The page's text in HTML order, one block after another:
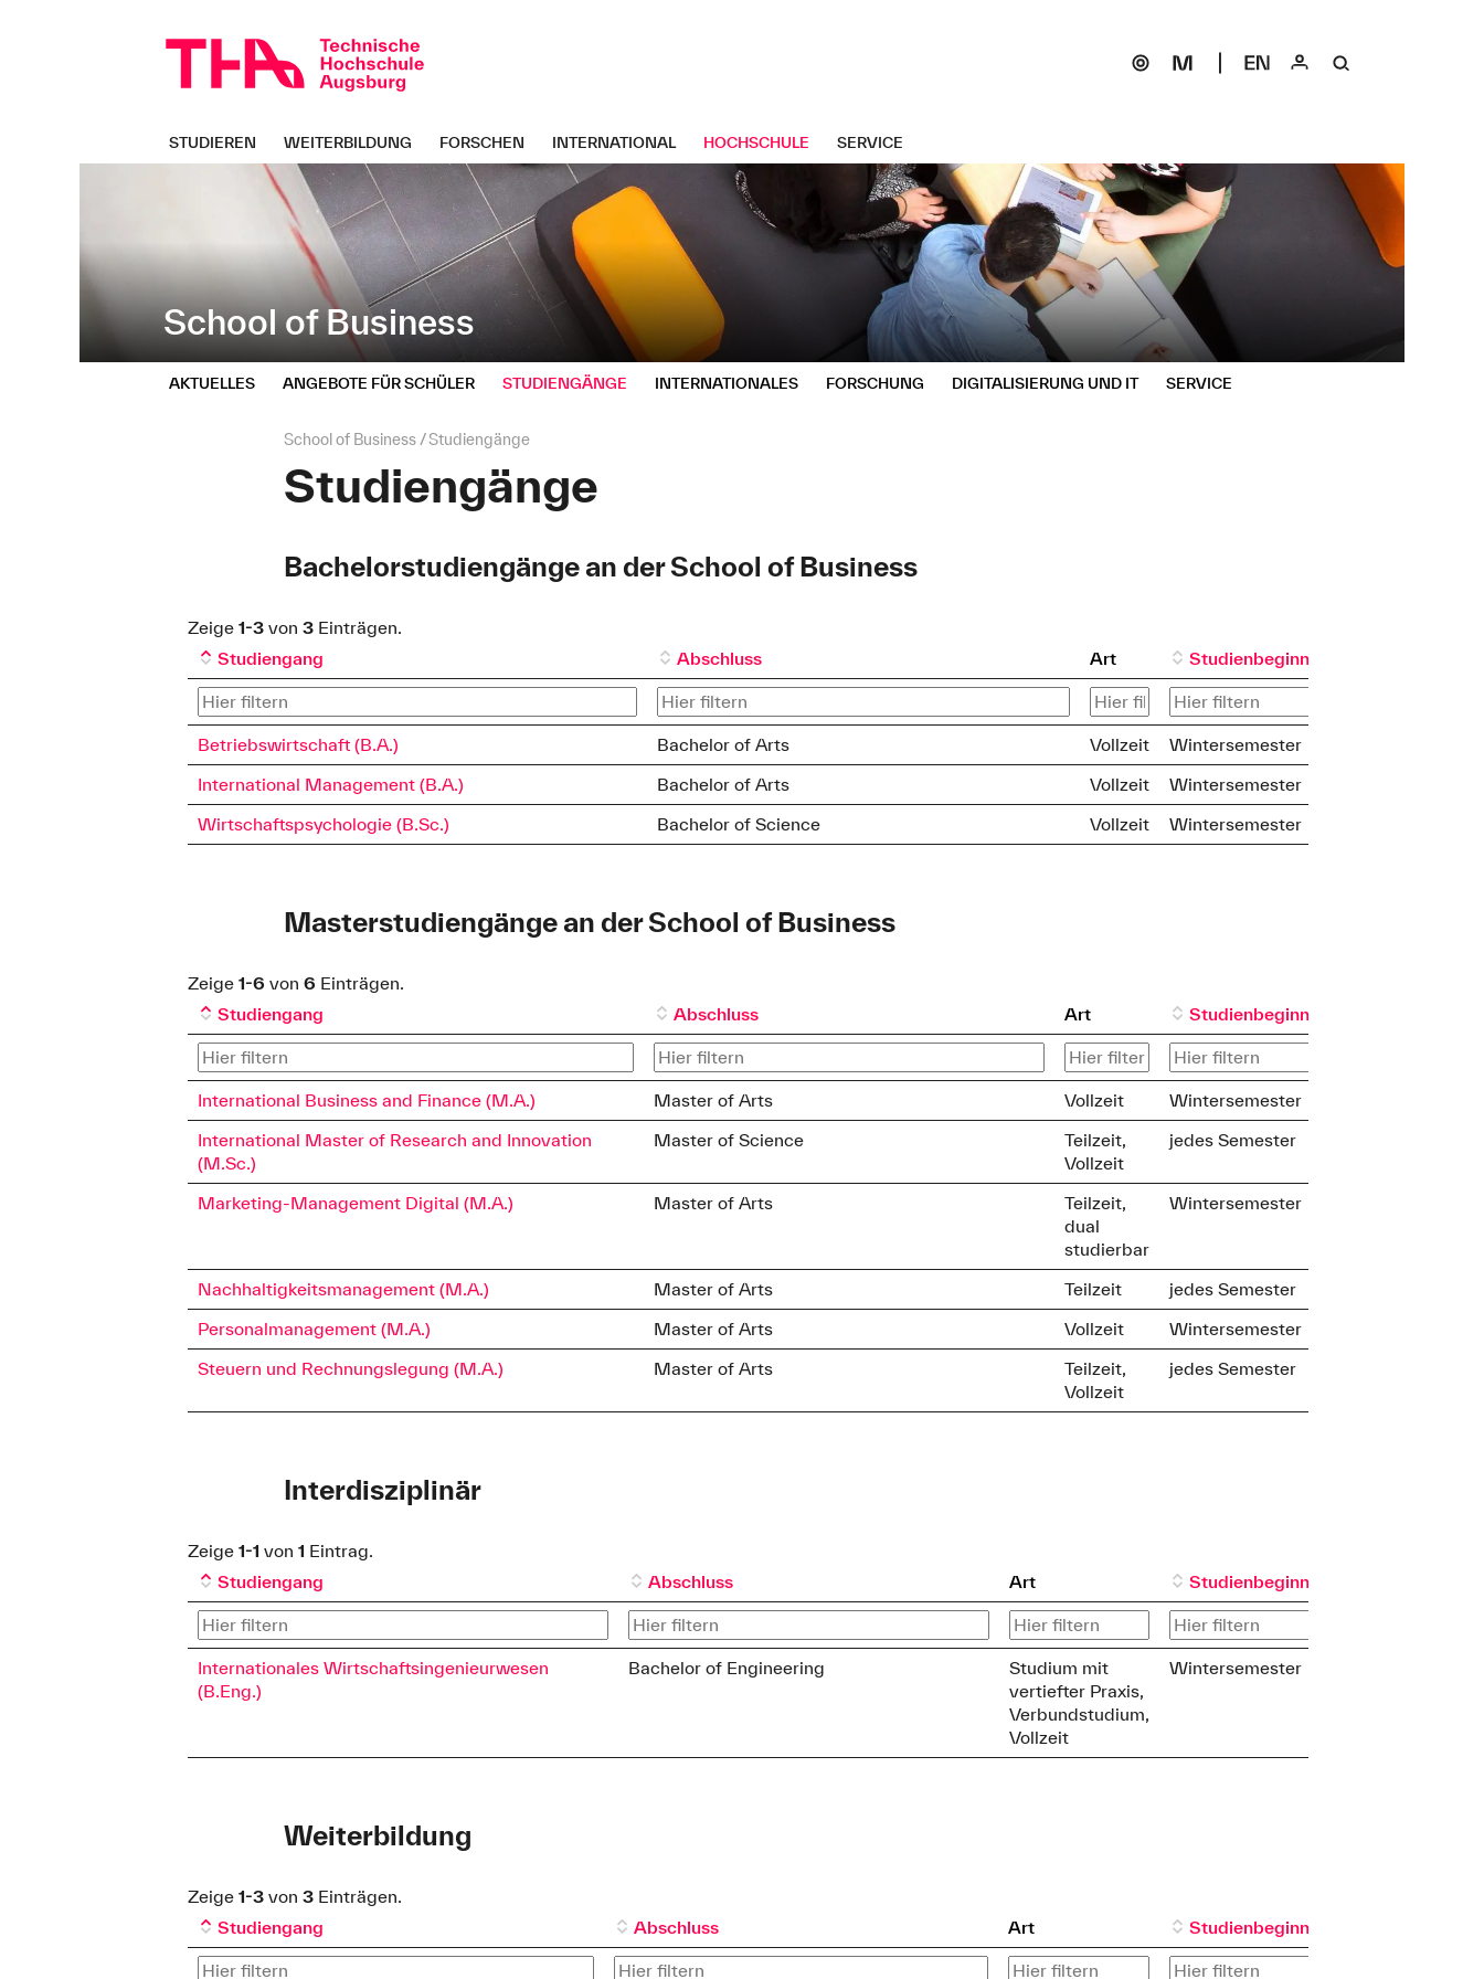
überspringen
School of Business
STUDIEREN WEITERBILDUNG FORSCHEN INTERNATIONAL HOCHSCHULE SERVICE
AKTUELLES ANGEBOTE FÜR SCHÜLER STUDIENGÄNGE INTERNATIONALES FORSCHUNG DIGITALISIERUNG UND IT SERVICE
Seitenpfad:
School of Business Studiengänge
Studiengänge
Bachelorstudiengänge an der School of Business
Zeige1-3 von3 Einträgen.
Studiengang
Abschluss Art Studienbeginn
Betriebswirtschaft (B.A.) Bachelor of Arts Vollzeit
Wintersemester
International Management (B.A.)
Bachelor of Arts Vollzeit
Wintersemester
Wirtschaftspsychologie (B.Sc.)
Bachelor of Science Vollzeit Wintersemester
Masterstudiengänge an der School of Business
Zeige1-6 von6 Einträgen.
Studiengang
Abschluss Art Studienbeginn
International Business and Finance (M.A.) Master of Arts Vollzeit
Wintersemester
International Master of Research and Innovation
(M.Sc.)
Master of Science
Teilzeit,
Vollzeit
jedes Semester
Marketing-Management Digital (M.A.) Master of Arts
Teilzeit,
dual
studierbar
Wintersemester
Nachhaltigkeitsmanagement (M.A.) Master of Arts Teilzeit
jedes Semester
Personalmanagement (M.A.)
Master of Arts Vollzeit
Wintersemester
Steuern und Rechnungslegung (M.A.)
Master of Arts
Teilzeit,
Vollzeit
jedes Semester
Interdisziplinär
Zeige1-1 von1 Eintrag.
Studiengang
Abschluss Art Studienbeginn
Internationales Wirtschaftsingenieurwesen
(B.Eng.)
Bachelor of Engineering
Studium mit
vertiefter Praxis,
Verbundstudium,
Vollzeit
Wintersemester
Weiterbildung
Zeige1-3 von3 Einträgen.
Studiengang
Abschluss Art Studienbeginn